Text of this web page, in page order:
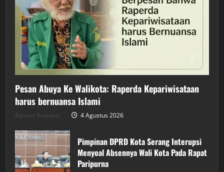
Pesan Abuya Ke Walikota: Raperda Kepariwisataan
harus bernuansa Islami
4 Agustus 2026
Pimpinan DPRD Kota Serang Interupsi
Menyoal Absennya Wali Kota Pada Rapat
Paripurna